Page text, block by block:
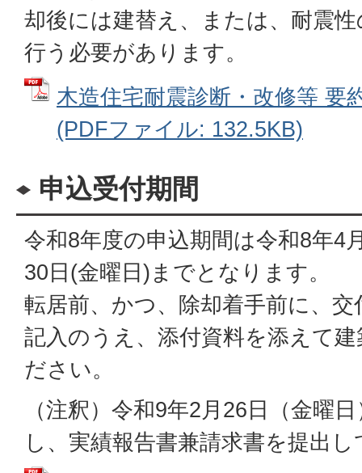
却後には建替え、または、耐震
行う必要があります。
木造住宅耐震診断・改修等 要
(PDFファイル: 132.5KB)
申込受付期間
令和8年度の申込期間は令和8年4
30日(金曜日)までとなります。
転居前、かつ、除却着手前に、
記入のうえ、添付資料を添えて
ださい。
（注釈）令和9年2月26日（金曜
し、実績報告書兼請求書を提出